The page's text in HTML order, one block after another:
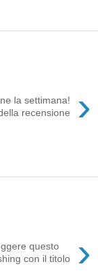
›
la settimana!
recensione
›
questo
con il titolo